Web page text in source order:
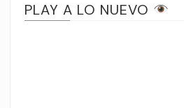
PLAY A LO NUEVO